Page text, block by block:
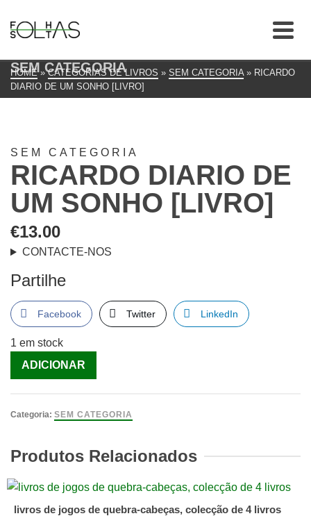
SEM CATEGORIA
HOME » CATEGORIAS DE LIVROS » SEM CATEGORIA » RICARDO
DIARIO DE UM SONHO [LIVRO]
SEM CATEGORIA
RICARDO DIARIO DE
UM SONHO [LIVRO]
€13.00
CONTACTE-NOS
Partilhe
Facebook Twitter LinkedIn
1 em stock
Quantidade
de
DIARIO
SONHO
[Livro]
ADICIONAR
Categoria: SEM CATEGORIA
Produtos Relacionados
livros de jogos de quebra-cabeças, colecção de 4 livros